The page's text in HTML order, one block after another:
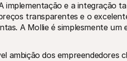
implementação e a integração
transparentes e o
A Mollie é simplesmente um
ambição dos empreendedores